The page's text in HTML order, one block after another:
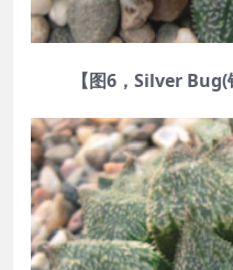
【图6，Silver